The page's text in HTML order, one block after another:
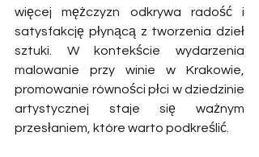
więcej mężczyzn odkrywa radość i
satysfakcję płynącą z tworzenia dzieł
sztuki. W kontekście wydarzenia
malowanie przy winie w Krakowie,
promowanie równości płci w dziedzinie
artystycznej staje się ważnym
przesłaniem, które warto podkreślić.